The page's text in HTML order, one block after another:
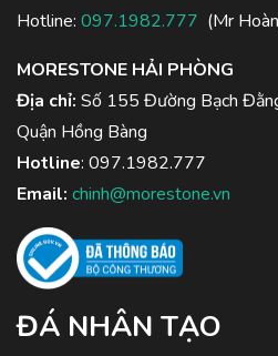
Hotline: 097.1982.777 (Mr
MORESTONE HẢI PHÒNG
Địa chỉ: Số 155 Đường Bạch
Quận Hồng Bàng
Hotline: 097.1982.777
Email: chinh@morestone.vn
ĐÁ NHÂN TẠO